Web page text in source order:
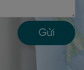
Gửi